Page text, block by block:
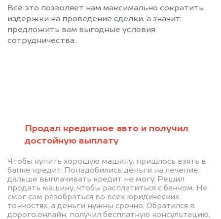
Продал кредитное авто и получил
достойную выплату
Чтобы купить хорошую машину, пришлось взять в
банке кредит. Понадобились деньги на лечение,
дальше выплачивать кредит не могу. Решил
продать машину, чтобы расплатиться с банком. Не
смог сам разобраться во всех юридических
тонкостях, а деньги нужны срочно. Обратился в
дорого.онлайн, получил бесплатную консультацию,
Всё это позволяет нам максимально сократить
издержки на проведение сделки, а значит,
предложить вам выгодные условия
сотрудничества.
(472) 220-54-52
рассчитаем стоимость вашего
автомобиля.